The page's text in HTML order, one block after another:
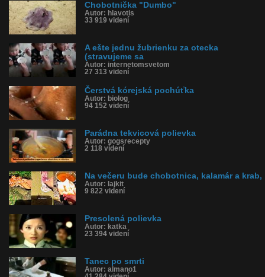
Chobotnička "Dumbo"
Autor: hlavotis
33 919 videní
A ešte jednu žubrienku za otecka
(stravujeme sa
Autor: internetomsvetom
27 313 videní
Čerstvá kórejská pochúťka
Autor: biolog
94 152 videní
Parádna tekvicová polievka
Autor: gogsrecepty
2 118 videní
Na večeru bude chobotnica, kalamár a krab,
Autor: lajkit
9 822 videní
Presolená polievka
Autor: katka
23 394 videní
Tanec po smrti
Autor: almano1